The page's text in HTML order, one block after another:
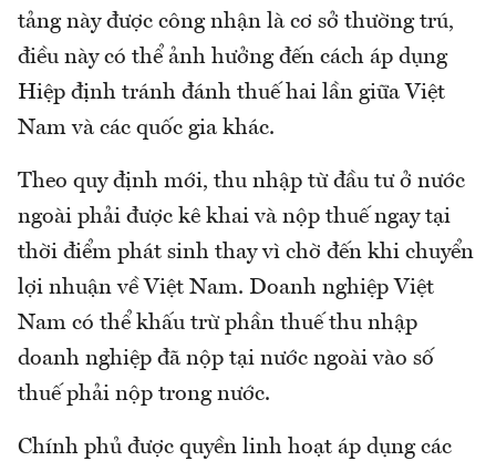
tảng này được công nhận là cơ sở thường trú,
điều này có thể ảnh hưởng đến cách áp dụng
Hiệp định tránh đánh thuế hai lần giữa Việt
Nam và các quốc gia khác.
Theo quy định mới, thu nhập từ đầu tư ở nước
ngoài phải được kê khai và nộp thuế ngay tại
thời điểm phát sinh thay vì chờ đến khi chuyển
lợi nhuận về Việt Nam. Doanh nghiệp Việt
Nam có thể khấu trừ phần thuế thu nhập
doanh nghiệp đã nộp tại nước ngoài vào số
thuế phải nộp trong nước.
Chính phủ được quyền linh hoạt áp dụng các